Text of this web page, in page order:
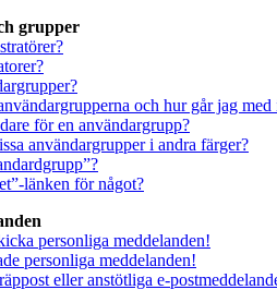
grupper
och hur går jag med
för en användargrupp?
användargrupper i andra färger?
länken för något?
personliga meddelanden!
personliga meddelanden!
eller anstötliga e-